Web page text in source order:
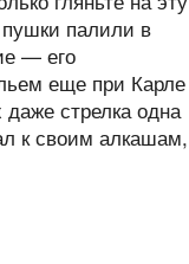
палили в
— его
еще при Карле
стрелка одна
к своим алкашам,